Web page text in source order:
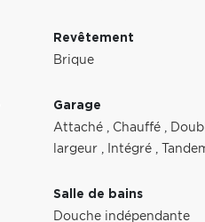
Revêtement
Brique
Garage
Attaché , Chauffé ,
largeur , Intégré ,
Salle de bains
Douche indépendante